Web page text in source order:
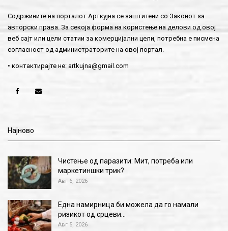
Содржините на порталот Арткујна се заштитени со Законот за
авторски права. За секоја форма на користење на делови од овој
веб сајт или цели статии за комерцијални цели, потребна е писмена
согласност од администраторите на овој портал.
• контактирајте не: artkujna@gmail.com
Најново
Чистење од паразити: Мит, потреба или
маркетиншки трик?
Авг 6, 2026
Една намирница би можела да го намали
ризикот од срцеви…
Авг 5, 2026